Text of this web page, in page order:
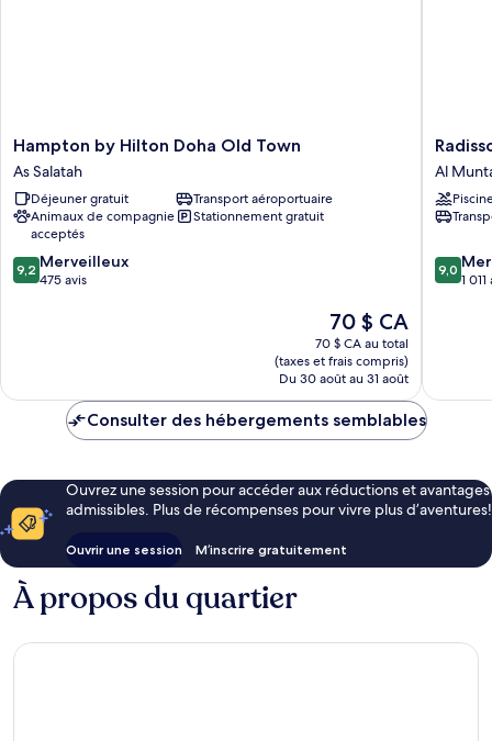
Hampton
by
Hilton
Doha
Old
Town
As
Salatah
Hampton by Hilton Doha Old Town
As Salatah
Déjeuner gratuit
Transport aéroportuaire
Animaux de compagnie
acceptés
Stationnement gratuit
9.2
sur
9,2 Merveilleux
475 avis
Le
prix
est
de
70 $ CA
70 $ CA
70 $ CA au total
(taxes et frais compris)
Du 30 août au 31 août
Blu
Hotel
Doha
Al
Al
9.0
sur
9,0
1 011
Consulter des hébergements semblables
Ouvrez une session pour accéder aux réductions et avantages
admissibles. Plus de récompenses pour vivre plus d’aventures!
Ouvrir une session M’inscrire gratuitement
À propos du quartier